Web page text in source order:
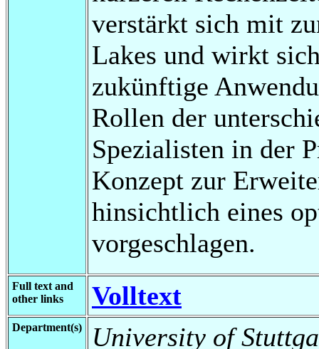
verstärkt sich mit
Lakes und wirkt
zukünftige
Rollen der
Spezialisten in der
Konzept zur
hinsichtlich eines
vorgeschlagen.
Full text and
other links
Volltext
Department(s)
University of